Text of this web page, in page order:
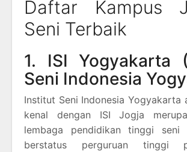
Daftar Kampus
Seni Terbaik
1. ISI Yogyakarta
Seni Indonesia
Institut Seni Indonesia Yogyakarta
kenal dengan ISI Jogja
lembaga pendidikan tinggi seni
berstatus perguruan tinggi